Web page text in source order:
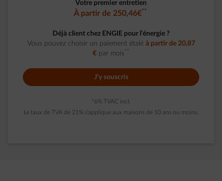
Votre premier entretien
À partir de 250,46€**
Déjà client chez ENGIE pour l'énergie ?
Vous pouvez choisir un paiement étalé à partir de 20,87
€ par mois **
J'y souscris
*6% TVAC incl.
Le taux de TVA de 21% s'applique aux maisons de 10 ans ou moins.